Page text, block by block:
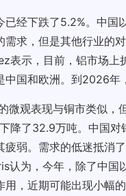
经下跌了5.2%。中国
求，但是其他行业的
示，目前，铝市场上
中国和欧洲。到2026
微观表现与铜市类似
降了32.9万吨。中国
弱。需求的低迷抵消
认为，今年，除了中
，近期可能出现小幅